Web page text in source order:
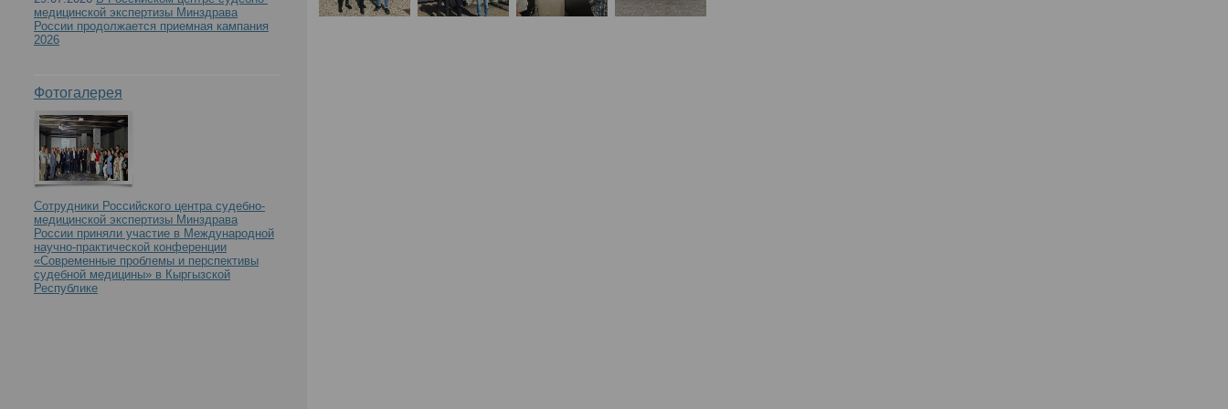
медицинской экспертизы Минздрава
России продолжается приемная кампания
2026
Фотогалерея
Сотрудники Российского центра судебно-
медицинской экспертизы Минздрава
России приняли участие в Международной
научно-практической конференции
«Современные проблемы и перспективы
судебной медицины» в Кыргызской
Республике